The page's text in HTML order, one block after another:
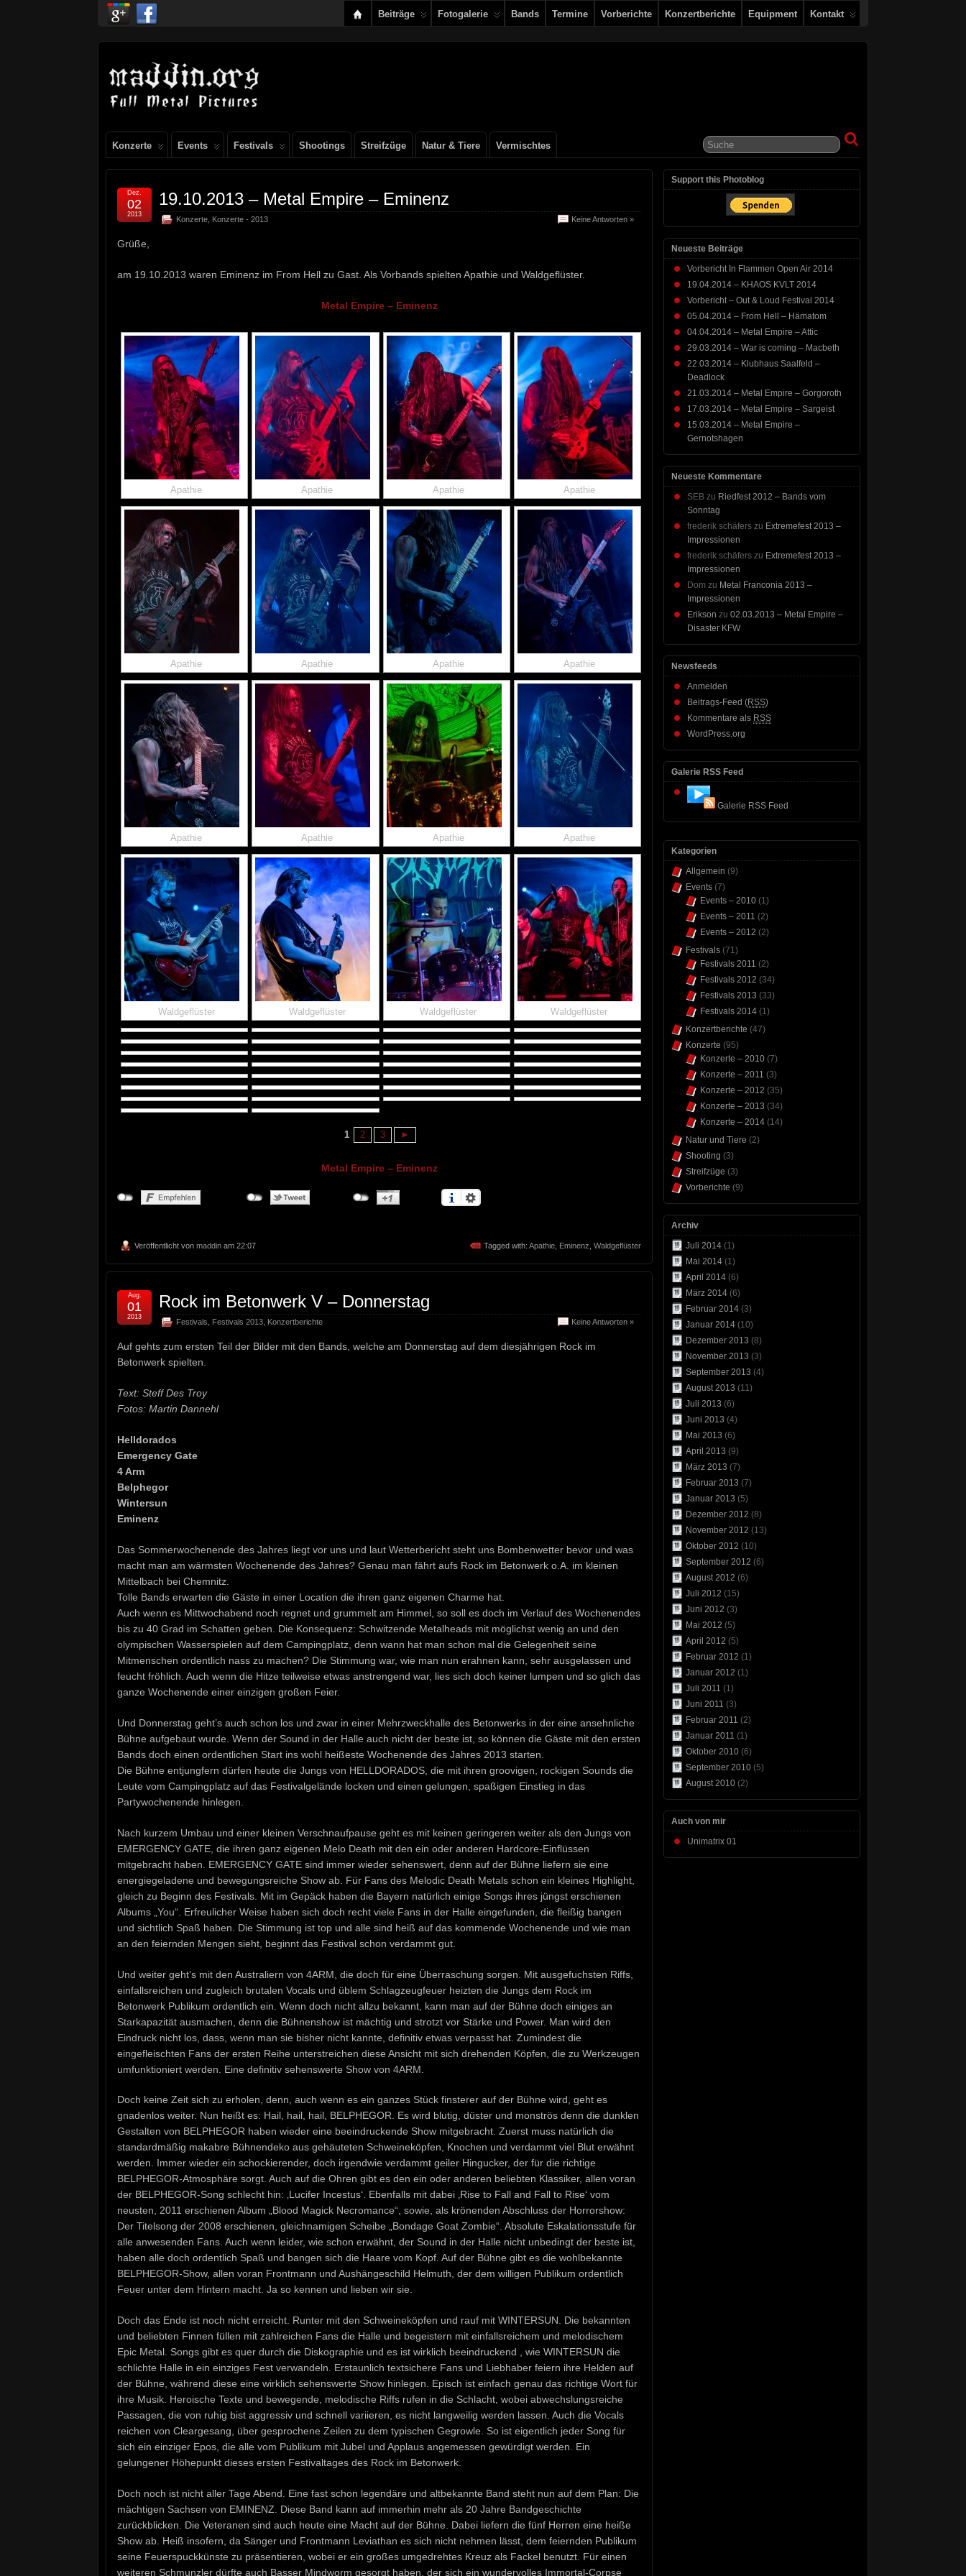
Beiträge Fotogalerie Bands Termine Vorberichte Konzertberichte Equipment Kontakt
Konzerte Events Festivals Shootings Streifzüge Natur & Tiere Vermischtes
19.10.2013 – Metal Empire – Eminenz
Konzerte Konzerte - 2013 Keine Antworten »
Dez.
02
2013
Grüße,
am 19.10.2013 waren Eminenz im From Hell zu Gast. Als Vorbands spielten Apathie und Waldgeflüster.
Metal Empire – Eminenz
Apathie Apathie Apathie Apathie
Apathie Apathie Apathie Apathie
Apathie Apathie Apathie Apathie
Waldgeflüster Waldgeflüster Waldgeflüster Waldgeflüster
1 2 3 ►
Metal Empire – Eminenz
Veröffentlicht von maddin am 22:07 Tagged with: Apathie Eminenz Waldgeflüster
Rock im Betonwerk V – Donnerstag
Festivals Festivals 2013 Konzertberichte Keine Antworten »
Aug.
01
2013
Auf gehts zum ersten Teil der Bilder mit den Bands, welche am Donnerstag auf dem diesjährigen Rock im
Betonwerk spielten.
Text: Steff Des Troy
Fotos: Martin Dannehl
Helldorados
Emergency Gate
4 Arm
Belphegor
Wintersun
Eminenz
Das Sommerwochenende des Jahres liegt vor uns und laut Wetterbericht steht uns Bombenwetter bevor und was
macht man am wärmsten Wochenende des Jahres? Genau man fährt aufs Rock im Betonwerk o.A. im kleinen
Mittelbach bei Chemnitz.
Tolle Bands erwarten die Gäste in einer Location die ihren ganz eigenen Charme hat.
Auch wenn es Mittwochabend noch regnet und grummelt am Himmel, so soll es doch im Verlauf des Wochenendes
bis zu 40 Grad im Schatten geben. Die Konsequenz: Schwitzende Metalheads mit möglichst wenig an und den
olympischen Wasserspielen auf dem Campingplatz, denn wann hat man schon mal die Gelegenheit seine
Mitmenschen ordentlich nass zu machen? Die Stimmung war, wie man nun erahnen kann, sehr ausgelassen und
feucht fröhlich. Auch wenn die Hitze teilweise etwas anstrengend war, lies sich doch keiner lumpen und so glich das
ganze Wochenende einer einzigen großen Feier.
Und Donnerstag geht’s auch schon los und zwar in einer Mehrzweckhalle des Betonwerks in der eine ansehnliche
Bühne aufgebaut wurde. Wenn der Sound in der Halle auch nicht der beste ist, so können die Gäste mit den ersten
Bands doch einen ordentlichen Start ins wohl heißeste Wochenende des Jahres 2013 starten.
Die Bühne entjungfern dürfen heute die Jungs von HELLDORADOS, die mit ihren groovigen, rockigen Sounds die
Leute vom Campingplatz auf das Festivalgelände locken und einen gelungen, spaßigen Einstieg in das
Partywochenende hinlegen.
Nach kurzem Umbau und einer kleinen Verschnaufpause geht es mit keinen geringeren weiter als den Jungs von
EMERGENCY GATE, die ihren ganz eigenen Melo Death mit den ein oder anderen Hardcore-Einflüssen
mitgebracht haben. EMERGENCY GATE sind immer wieder sehenswert, denn auf der Bühne liefern sie eine
energiegeladene und bewegungsreiche Show ab. Für Fans des Melodic Death Metals schon ein kleines Highlight,
gleich zu Beginn des Festivals. Mit im Gepäck haben die Bayern natürlich einige Songs ihres jüngst erschienen
Albums „You“. Erfreulicher Weise haben sich doch recht viele Fans in der Halle eingefunden, die fleißig bangen
und sichtlich Spaß haben. Die Stimmung ist top und alle sind heiß auf das kommende Wochenende und wie man
an den feiernden Mengen sieht, beginnt das Festival schon verdammt gut.
Und weiter geht’s mit den Australiern von 4ARM, die doch für eine Überraschung sorgen. Mit ausgefuchsten Riffs,
einfallsreichen und zugleich brutalen Vocals und üblem Schlagzeugfeuer heizten die Jungs dem Rock im
Betonwerk Publikum ordentlich ein. Wenn doch nicht allzu bekannt, kann man auf der Bühne doch einiges an
Starkapazität ausmachen, denn die Bühnenshow ist mächtig und strotzt vor Stärke und Power. Man wird den
Eindruck nicht los, dass, wenn man sie bisher nicht kannte, definitiv etwas verpasst hat. Zumindest die
eingefleischten Fans der ersten Reihe unterstreichen diese Ansicht mit sich drehenden Köpfen, die zu Werkzeugen
umfunktioniert werden. Eine definitiv sehenswerte Show von 4ARM.
Doch keine Zeit sich zu erholen, denn, auch wenn es ein ganzes Stück finsterer auf der Bühne wird, geht es
gnadenlos weiter. Nun heißt es: Hail, hail, hail, BELPHEGOR. Es wird blutig, düster und monströs denn die dunklen
Gestalten von BELPHEGOR haben wieder eine beeindruckende Show mitgebracht. Zuerst muss natürlich die
standardmäßig makabre Bühnendeko aus gehäuteten Schweineköpfen, Knochen und verdammt viel Blut erwähnt
werden. Immer wieder ein schockierender, doch irgendwie verdammt geiler Hingucker, der für die richtige
BELPHEGOR-Atmosphäre sorgt. Auch auf die Ohren gibt es den ein oder anderen beliebten Klassiker, allen voran
der BELPHEGOR-Song schlecht hin: ‚Lucifer Incestus‘. Ebenfalls mit dabei ‚Rise to Fall and Fall to Rise‘ vom
neusten, 2011 erschienen Album „Blood Magick Necromance“, sowie, als krönenden Abschluss der Horrorshow:
Der Titelsong der 2008 erschienen, gleichnamigen Scheibe „Bondage Goat Zombie“. Absolute Eskalationsstufe für
alle anwesenden Fans. Auch wenn leider, wie schon erwähnt, der Sound in der Halle nicht unbedingt der beste ist,
haben alle doch ordentlich Spaß und bangen sich die Haare vom Kopf. Auf der Bühne gibt es die wohlbekannte
BELPHEGOR-Show, allen voran Frontmann und Aushängeschild Helmuth, der dem willigen Publikum ordentlich
Feuer unter dem Hintern macht. Ja so kennen und lieben wir sie.
Doch das Ende ist noch nicht erreicht. Runter mit den Schweineköpfen und rauf mit WINTERSUN. Die bekannten
und beliebten Finnen füllen mit zahlreichen Fans die Halle und begeistern mit einfallsreichem und melodischem
Epic Metal. Songs gibt es quer durch die Diskographie und es ist wirklich beeindruckend , wie WINTERSUN die
schlichte Halle in ein einziges Fest verwandeln. Erstaunlich textsichere Fans und Liebhaber feiern ihre Helden auf
der Bühne, während diese eine wirklich sehenswerte Show hinlegen. Episch ist einfach genau das richtige Wort für
ihre Musik. Heroische Texte und bewegende, melodische Riffs rufen in die Schlacht, wobei abwechslungsreiche
Passagen, die von ruhig bist aggressiv und schnell variieren, es nicht langweilig werden lassen. Auch die Vocals
reichen von Cleargesang, über gesprochene Zeilen zu dem typischen Gegrowle. So ist eigentlich jeder Song für
sich ein einziger Epos, die alle vom Publikum mit Jubel und Applaus angemessen gewürdigt werden. Ein
gelungener Höhepunkt dieses ersten Festivaltages des Rock im Betonwerk.
Doch noch ist nicht aller Tage Abend. Eine fast schon legendäre und altbekannte Band steht nun auf dem Plan: Die
mächtigen Sachsen von EMINENZ. Diese Band kann auf immerhin mehr als 20 Jahre Bandgeschichte
zurückblicken. Die Veteranen sind auch heute eine Macht auf der Bühne. Dabei liefern die fünf Herren eine heiße
Show ab. Heiß insofern, da Sänger und Frontmann Leviathan es sich nicht nehmen lässt, dem feiernden Publikum
seine Feuerspuckkünste zu präsentieren, wobei er ein großes umgedrehtes Kreuz als Fackel benutzt. Für einen
weiteren Schmunzler dürfte auch Basser Mindworm gesorgt haben, der sich ein wundervolles Immortal-Corpse
Support this Photoblog
Neueste Beiträge
Vorbericht In Flammen Open Air 2014
19.04.2014 – KHAOS KVLT 2014
Vorbericht – Out & Loud Festival 2014
05.04.2014 – From Hell – Hämatom
04.04.2014 – Metal Empire – Attic
29.03.2014 – War is coming – Macbeth
22.03.2014 – Klubhaus Saalfeld –
Deadlock
21.03.2014 – Metal Empire – Gorgoroth
17.03.2014 – Metal Empire – Sargeist
15.03.2014 – Metal Empire –
Gernotshagen
Neueste Kommentare
SEB zu Riedfest 2012 – Bands vom
Sonntag
frederik schäfers zu Extremefest 2013 –
Impressionen
frederik schäfers zu Extremefest 2013 –
Impressionen
Dom zu Metal Franconia 2013 –
Impressionen
Erikson zu 02.03.2013 – Metal Empire –
Disaster KFW
Newsfeeds
Anmelden
Beitrags-Feed (RSS)
Kommentare als RSS
WordPress.org
Galerie RSS Feed
Galerie RSS Feed
Kategorien
Allgemein (9)
Events (7)
Events – 2010 (1)
Events – 2011 (2)
Events – 2012 (2)
Festivals (71)
Festivals 2011 (2)
Festivals 2012 (34)
Festivals 2013 (33)
Festivals 2014 (1)
Konzertberichte (47)
Konzerte (95)
Konzerte – 2010 (7)
Konzerte – 2011 (3)
Konzerte – 2012 (35)
Konzerte – 2013 (34)
Konzerte – 2014 (14)
Natur und Tiere (2)
Shooting (3)
Streifzüge (3)
Vorberichte (9)
Archiv
Juli 2014 (1)
Mai 2014 (1)
April 2014 (6)
März 2014 (6)
Februar 2014 (3)
Januar 2014 (10)
Dezember 2013 (8)
November 2013 (3)
September 2013 (4)
August 2013 (11)
Juli 2013 (6)
Juni 2013 (4)
Mai 2013 (6)
April 2013 (9)
März 2013 (7)
Februar 2013 (7)
Januar 2013 (5)
Dezember 2012 (8)
November 2012 (13)
Oktober 2012 (10)
September 2012 (6)
August 2012 (6)
Juli 2012 (15)
Juni 2012 (3)
Mai 2012 (5)
April 2012 (5)
Februar 2012 (1)
Januar 2012 (1)
Juli 2011 (1)
Juni 2011 (3)
Februar 2011 (2)
Januar 2011 (1)
Oktober 2010 (6)
September 2010 (5)
August 2010 (2)
Auch von mir
Unimatrix 01